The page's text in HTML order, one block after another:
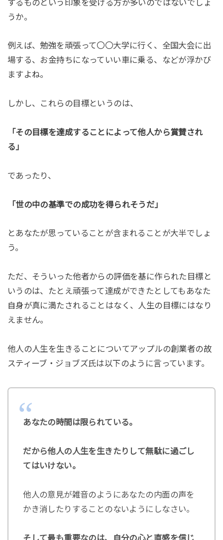
するものという印象を受ける方が多いのではないでしょ
うか。
例えば、勉強を頑張って〇〇大学に行く、全国大会に出
場する、お金持ちになっていい車に乗る、などが浮かび
ますよね。
しかし、これらの目標というのは、
「その目標を達成することによって他人から賞賛され
る」
であったり、
「世の中の基準での成功を得られそうだ」
とあなたが思っていることが含まれることが大半でしょ
う。
ただ、そういった他者からの評価を基に作られた目標と
いうのは、たとえ頑張って達成ができたとしてもあなた
自身が真に満たされることはなく、人生の目標にはなり
えません。
他人の人生を生きることについてアップルの創業者の故
スティーブ・ジョブズ氏は以下のように言っています。
あなたの時間は限られている。
だから他人の人生を生きたりして無駄に過ごし
てはいけない。
他人の意見が雑音のようにあなたの内面の声を
かき消したりすることのないようにしなさい。
そして最も重要なのは、自分の心と直感を信じ